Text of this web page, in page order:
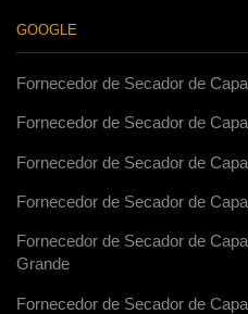
GOOGLE
Fornecedor de Secador de
Fornecedor de Secador de
Fornecedor de Secador de
Fornecedor de Secador de
Fornecedor de Secador de
Grande
Fornecedor de Secador de